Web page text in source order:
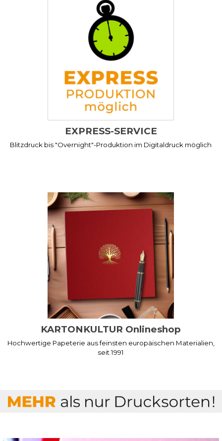
EXPRESS-SERVICE
Blitzdruck bis "Overnight"-Produktion im Digitaldruck möglich
KARTONKULTUR Onlineshop
Hochwertige Papeterie aus feinsten europäischen Materialien,
seit 1991